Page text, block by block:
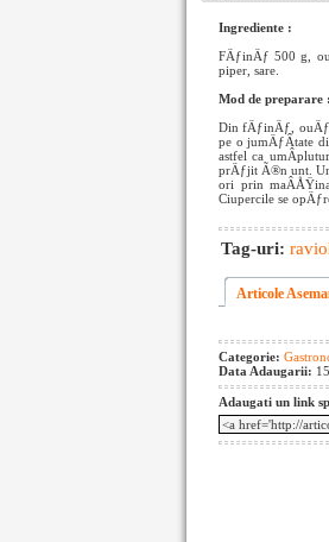
Ingrediente :
FÄƒinÄƒ 500 g,
piper, sare.
Mod de preparare :
Din fÄƒinÄƒ,
pe o jumÄƒÂ­tate
astfel ca
prÄƒjit Ã®n unt.
ori prin
Ciupercile se
Tag-uri:
Articole
Categorie:
Data Adaugarii:
Adaugati un link